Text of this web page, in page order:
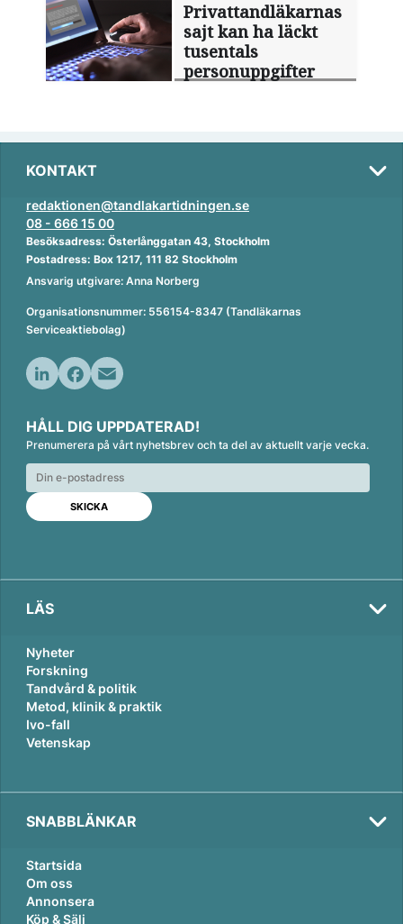
Privattandläkarnas
sajt kan ha läckt
tusentals
personuppgifter
KONTAKT
redaktionen@tandlakartidningen.se
08 - 666 15 00
Besöksadress: Österlånggatan 43, Stockholm
Postadress: Box 1217, 111 82 Stockholm
Ansvarig utgivare: Anna Norberg
Organisationsnummer: 556154-8347 (Tandläkarnas
Serviceaktiebolag)
n
k
e
d
n
c
e
b
o
o
k
a
i
l
HÅLL DIG UPPDATERAD!
Prenumerera på vårt nyhetsbrev och ta del av aktuellt varje vecka.
LÄS
Nyheter
Forskning
Tandvård & politik
Metod, klinik & praktik
Ivo-fall
Vetenskap
SNABBLÄNKAR
Startsida
Om oss
Annonsera
Köp & Sälj